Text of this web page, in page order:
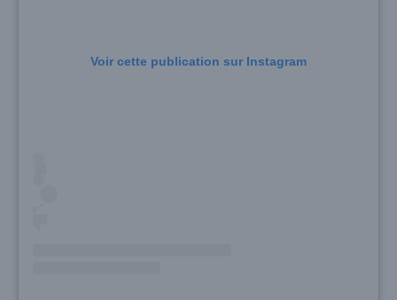
Voir cette publication sur Instagram